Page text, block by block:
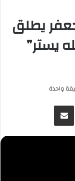
يطلق
يستر”
واحدة
تيلقرام